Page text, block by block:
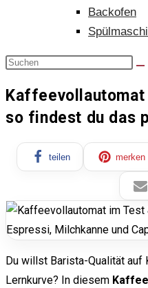
Backofen
so findest du das
teilen merken
Du willst Barista-Qualität auf
Lernkurve? In diesem